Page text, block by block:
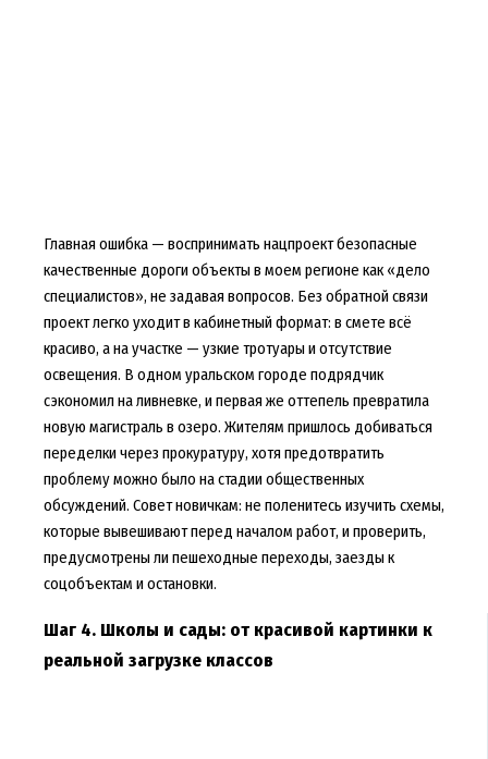
Главная ошибка — воспринимать нацпроект безопасные
качественные дороги объекты в моем регионе как «дело
специалистов», не задавая вопросов. Без обратной связи
проект легко уходит в кабинетный формат: в смете всё
красиво, а на участке — узкие тротуары и отсутствие
освещения. В одном уральском городе подрядчик
сэкономил на ливневке, и первая же оттепель превратила
новую магистраль в озеро. Жителям пришлось добиваться
переделки через прокуратуру, хотя предотвратить
проблему можно было на стадии общественных
обсуждений. Совет новичкам: не поленитесь изучить схемы,
которые вывешивают перед началом работ, и проверить,
предусмотрены ли пешеходные переходы, заезды к
соцобъектам и остановки.
Шаг 4. Школы и сады: от красивой картинки к
реальной загрузке классов